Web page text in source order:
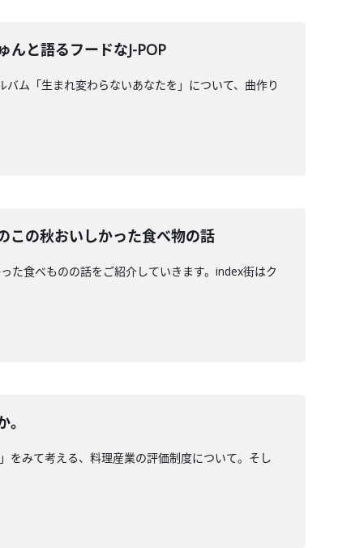
んと語るフードなJ-POP
ム「生まれ変わらないあなたを」について、曲作り
この秋おいしかった食べ物の話
た食べものの話をご紹介していきます。index街はク
をみて考える、料理産業の評価制度について。そし